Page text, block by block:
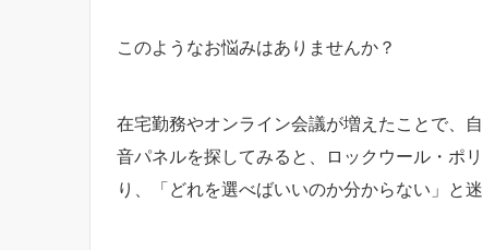
このようなお悩みはありませんか？
在宅勤務やオンライン会議が増えたことで、
音パネルを探してみると、ロックウール・ポ
り、「どれを選べばいいのか分からない」と